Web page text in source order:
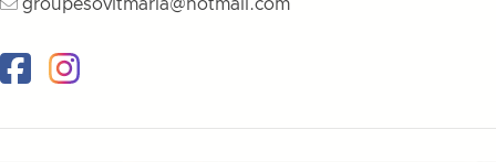
groupesovitmaria@hotmail.com
FacebookInstagram